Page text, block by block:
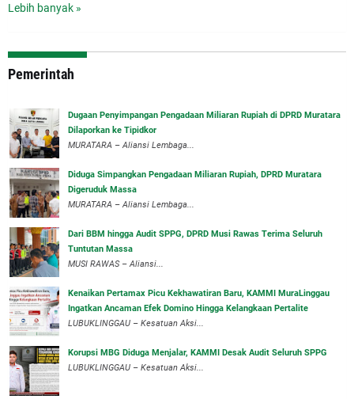
Lebih banyak »
Pemerintah
‎Dugaan Penyimpangan Pengadaan Miliaran Rupiah di DPRD Muratara
Dilaporkan ke Tipidkor
‎MURATARA – Aliansi Lembaga...
Diduga Simpangkan Pengadaan Miliaran Rupiah, DPRD Muratara
Digeruduk Massa
‎MURATARA – Aliansi Lembaga...
Dari BBM hingga Audit SPPG, DPRD Musi Rawas Terima Seluruh
Tuntutan Massa
MUSI RAWAS – Aliansi...
‎Kenaikan Pertamax Picu Kekhawatiran Baru, KAMMI MuraLinggau
Ingatkan Ancaman Efek Domino Hingga Kelangkaan Pertalite
‎LUBUKLINGGAU – Kesatuan Aksi...
Korupsi MBG Diduga Menjalar, KAMMI Desak Audit Seluruh SPPG
‎LUBUKLINGGAU – Kesatuan Aksi...